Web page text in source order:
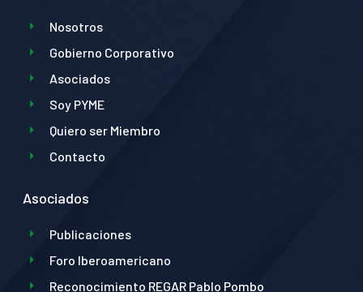
Nosotros
Gobierno Corporativo
Asociados
Soy PYME
Quiero ser Miembro
Contacto
Asociados
Publicaciones
Foro Iberoamericano
Reconocimiento REGAR Pablo Pombo